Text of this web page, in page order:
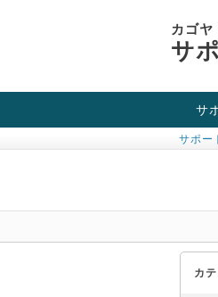
カゴヤ
サ
サ
お役
チュ
障害
サポー
カ